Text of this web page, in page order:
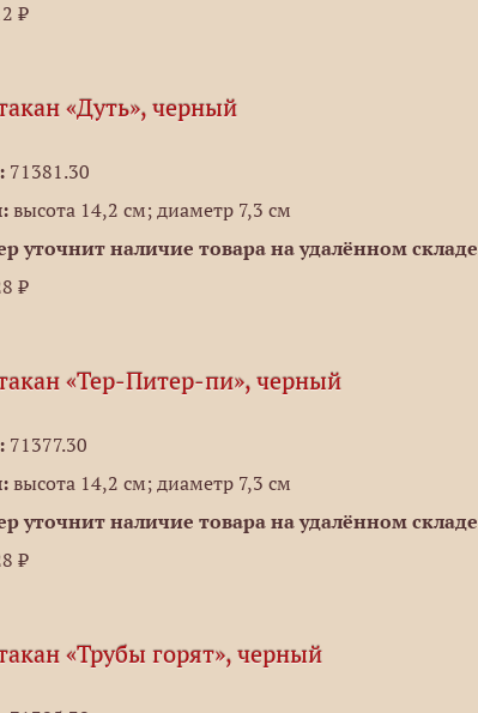
₽
«Дуть», черный
71381.30
высота 14,2 см; диаметр 7,3 см
уточнит наличие товара на удалённом складе
₽
«Тер-Питер-пи», черный
71377.30
высота 14,2 см; диаметр 7,3 см
уточнит наличие товара на удалённом складе
₽
«Трубы горят», черный